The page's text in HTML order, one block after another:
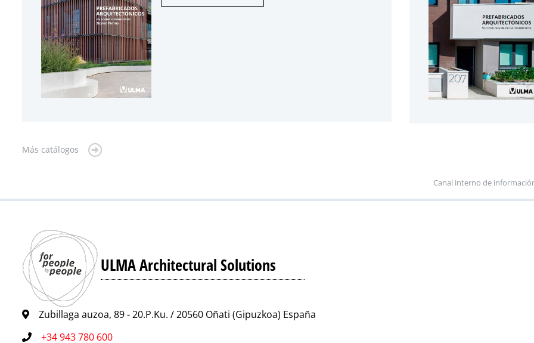
Más catálogos
Canal interno de
ULMA Architectural Solutions
Zubillaga auzoa, 89 - 20.P.Ku. / 20560 Oñati (Gipuzkoa) España
+34 943 780 600